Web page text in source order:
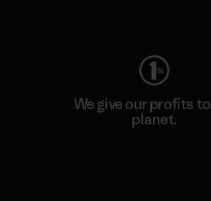
We give our profits
planet.